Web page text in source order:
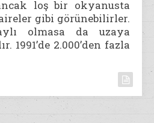
loş bir okyanusta
gibi görünebilirler.
olmasa da uzaya
2.000’den fazla